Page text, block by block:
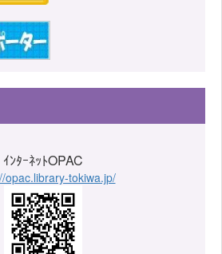
ｲﾝﾀｰﾈｯﾄOPAC
opac.library-tokiwa.jp/